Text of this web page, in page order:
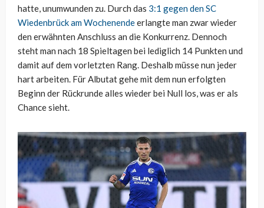
hatte, unumwunden zu. Durch das 3:1 gegen den SC
Wiedenbrück am Wochenendeerlangte man zwar wieder
den erwähnten Anschluss an die Konkurrenz. Dennoch
steht man nach 18 Spieltagen bei lediglich 14 Punkten und
damit auf dem vorletzten Rang. Deshalb müsse nun jeder
hart arbeiten. Für Albutat gehe mit dem nun erfolgten
Beginn der Rückrunde alles wieder bei Null los, was er als
Chance sieht.